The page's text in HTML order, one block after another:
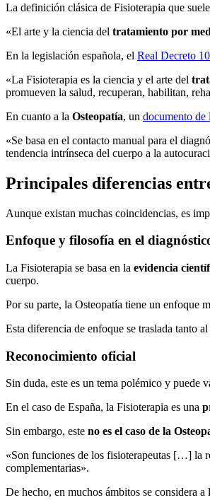
La definición clásica de Fisioterapia que
«El arte y la ciencia del tratamiento por
En la legislación española, el Real Decreto
«La Fisioterapia es la ciencia y el arte del
promueven la salud, recuperan, habilitan,
En cuanto a la Osteopatía, un documento
«Se basa en el contacto manual para el
tendencia intrínseca del cuerpo a la
Principales diferencias
Aunque existan muchas coincidencias, es
Enfoque y filosofía en el
La Fisioterapia se basa en la evidencia
cuerpo.
Por su parte, la Osteopatía tiene un enfoque
Esta diferencia de enfoque se traslada tanto
Reconocimiento oficial
Sin duda, este es un tema polémico y puede
En el caso de España, la Fisioterapia es una
Sin embargo, este no es el caso de la
«Son funciones de los fisioterapeutas […] la
complementarias».
De hecho, en muchos ámbitos se considera a